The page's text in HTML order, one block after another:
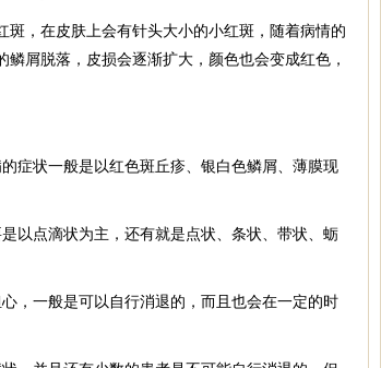
，在皮肤上会有针头大小的小红斑，随着病情的
屑脱落，皮损会逐渐扩大，颜色也会变成红色，
症状一般是以红色斑丘疹、银白色鳞屑、薄膜现
以点滴状为主，还有就是点状、条状、带状、蛎
，一般是可以自行消退的，而且也会在一定的时